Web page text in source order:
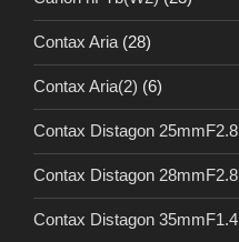
Contax Aria(28)
Contax Aria(2) (6)
Contax Distagon 25mmF2.8
Contax Distagon 28mmF2.8
Contax Distagon 35mmF1.4